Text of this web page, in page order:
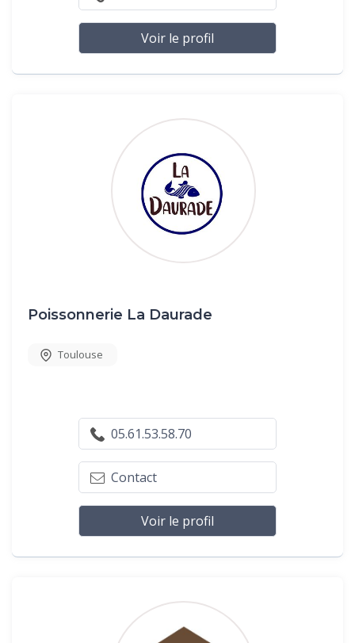
Voir le profil
Poissonnerie La Daurade
Toulouse
05.61.53.58.70
Contact
Voir le profil